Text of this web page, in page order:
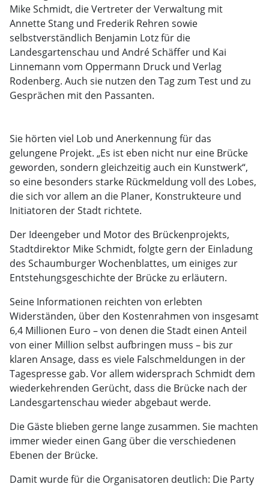
Mike Schmidt, die Vertreter der Verwaltung mit
Annette Stang und Frederik Rehren sowie
selbstverständlich Benjamin Lotz für die
Landesgartenschau und André Schäffer und Kai
Linnemann vom Oppermann Druck und Verlag
Rodenberg. Auch sie nutzen den Tag zum Test und zu
Gesprächen mit den Passanten.
Sie hörten viel Lob und Anerkennung für das
gelungene Projekt. „Es ist eben nicht nur eine Brücke
geworden, sondern gleichzeitig auch ein Kunstwerk“,
so eine besonders starke Rückmeldung voll des Lobes,
die sich vor allem an die Planer, Konstrukteure und
Initiatoren der Stadt richtete.
Der Ideengeber und Motor des Brückenprojekts,
Stadtdirektor Mike Schmidt, folgte gern der Einladung
des Schaumburger Wochenblattes, um einiges zur
Entstehungsgeschichte der Brücke zu erläutern.
Seine Informationen reichten von erlebten
Widerständen, über den Kostenrahmen von insgesamt
6,4 Millionen Euro – von denen die Stadt einen Anteil
von einer Million selbst aufbringen muss – bis zur
klaren Ansage, dass es viele Falschmeldungen in der
Tagespresse gab. Vor allem widersprach Schmidt dem
wiederkehrenden Gerücht, dass die Brücke nach der
Landesgartenschau wieder abgebaut werde.
Die Gäste blieben gerne lange zusammen. Sie machten
immer wieder einen Gang über die verschiedenen
Ebenen der Brücke.
Damit wurde für die Organisatoren deutlich: Die Party